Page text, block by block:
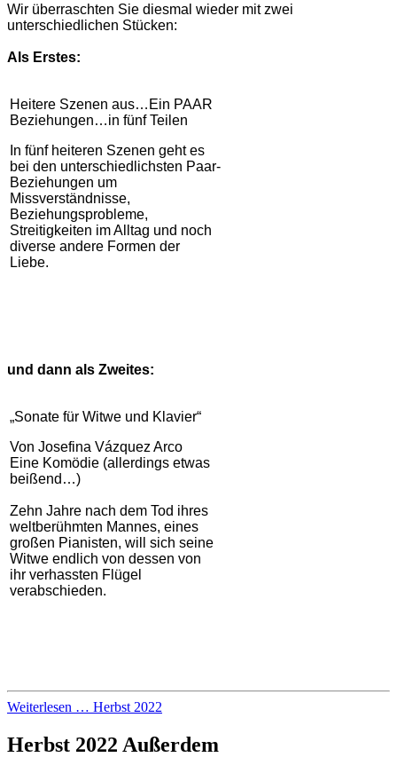
Wir überraschten Sie diesmal wieder mit zwei
unterschiedlichen Stücken:
Als Erstes:
Heitere Szenen aus…Ein PAAR
Beziehungen…in fünf Teilen
In fünf heiteren Szenen geht es
bei den unterschiedlichsten Paar-
Beziehungen um
Missverständnisse,
Beziehungsprobleme,
Streitigkeiten im Alltag und noch
diverse andere Formen der
Liebe.
und dann als Zweites:
„Sonate für Witwe und Klavier“
Von Josefina Vázquez Arco
Eine Komödie (allerdings etwas
beißend…)
Zehn Jahre nach dem Tod ihres
weltberühmten Mannes, eines
großen Pianisten, will sich seine
Witwe endlich von dessen von
ihr verhassten Flügel
verabschieden.
Weiterlesen … Herbst 2022
Herbst 2022 Außerdem